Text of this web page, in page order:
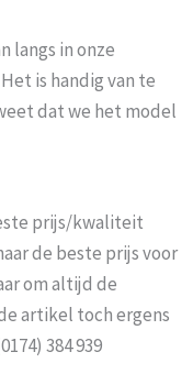
langs in onze
is handig van te
dat we het model
prijs/kwaliteit
de beste prijs voor
om altijd de
artikel toch ergens
384 939